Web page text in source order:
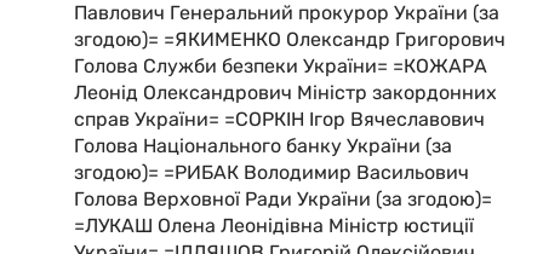
Павлович Генеральний прокурор України (за
згодою)= =ЯКИМЕНКО Олександр Григорович
Голова Служби безпеки України= =КОЖАРА
Леонід Олександрович Міністр закордонних
справ України= =СОРКІН Ігор Вячеславович
Голова Національного банку України (за
згодою)= =РИБАК Володимир Васильович
Голова Верховної Ради України (за згодою)=
=ЛУКАШ Олена Леонідівна Міністр юстиції